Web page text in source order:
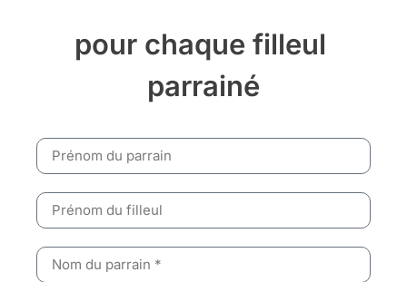
pour chaque filleul
parrainé